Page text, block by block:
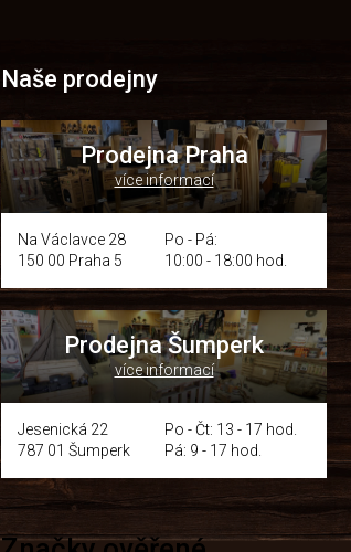
Naše prodejny
Prodejna Praha
více informací
Na Václavce 28
150 00 Praha 5
Po - Pá:
10:00 - 18:00 hod.
Prodejna Šumperk
více informací
Jesenická 22
787 01 Šumperk
Po - Čt: 13 - 17 hod.
Pá: 9 - 17 hod.